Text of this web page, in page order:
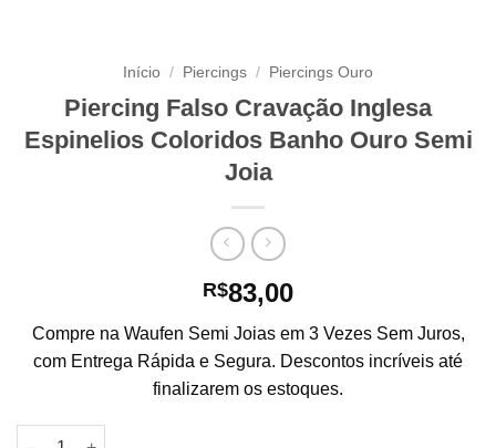
Início / Piercings / Piercings Ouro
Piercing Falso Cravação Inglesa
Espinelios Coloridos Banho Ouro Semi
Joia
R$83,00
Compre na Waufen Semi Joias em 3 Vezes Sem Juros,
com Entrega Rápida e Segura. Descontos incríveis até
finalizarem os estoques.
Piercing Falso Cravação Inglesa Espinelios Coloridos Banho